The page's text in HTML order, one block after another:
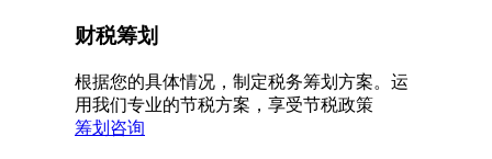
财税筹划
根据您的具体情况，制定税务筹划方案。运
用我们专业的节税方案，享受节税政策
筹划咨询